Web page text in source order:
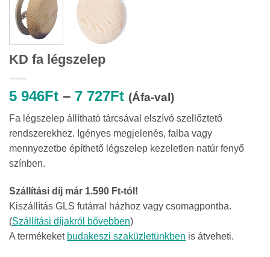
KD fa légszelep
5 946Ft – 7 727FtÁrtartomány:
5
946Ft
-
7
(Áfa-val)
Fa légszelep állítható tárcsával elszívó szellőztető
rendszerekhez. Igényes megjelenés, falba vagy
mennyezetbe építhető légszelep kezeletlen natúr fenyő
színben.
Szállítási díj már 1.590 Ft-tól!
Kiszállítás GLS futárral házhoz vagy csomagpontba.
(Szállítási díjakról bővebben)
A termékeket budakeszi szaküzletünkben is átveheti.